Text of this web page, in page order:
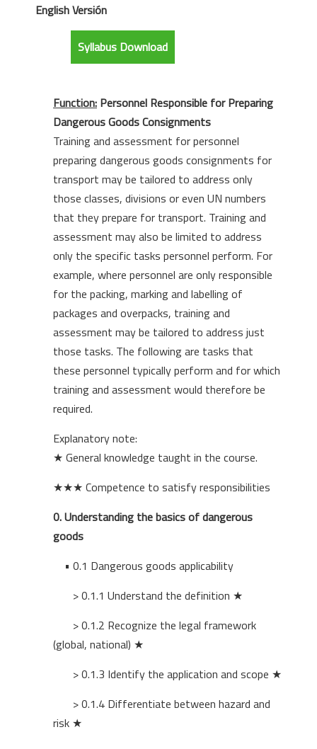
English Versión
Syllabus Download
Function: Personnel Responsible for Preparing
Dangerous Goods Consignments
Training and assessment for personnel
preparing dangerous goods consignments for
transport may be tailored to address only
those classes, divisions or even UN numbers
that they prepare for transport. Training and
assessment may also be limited to address
only the specific tasks personnel perform. For
example, where personnel are only responsible
for the packing, marking and labelling of
packages and overpacks, training and
assessment may be tailored to address just
those tasks. The following are tasks that
these personnel typically perform and for which
training and assessment would therefore be
required.
Explanatory note:
★ General knowledge taught in the course.
★★★ Competence to satisfy responsibilities
0.Understanding the basics of dangerous
goods
• 0.1 Dangerous goods applicability
> 0.1.1 Understand the definition ★
> 0.1.2 Recognize the legal framework
(global, national) ★
> 0.1.3 Identify the application and scope ★
> 0.1.4 Differentiate between hazard and
risk ★